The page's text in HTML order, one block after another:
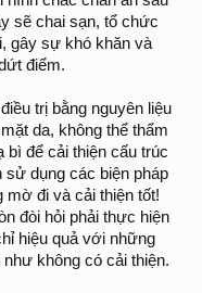
sẽ chai sạn, tổ chức
gây sự khó khăn và
điểm.
trị bằng nguyên liệu
da, không thể thẩm
bì để cải thiện cấu trúc
sử dụng các biện pháp
mờ đi và cải thiện tốt!
đòi hỏi phải thực hiện
hiệu quả với những
không có cải thiện.